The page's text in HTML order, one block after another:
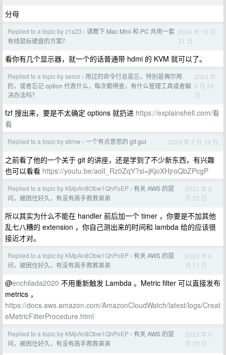
分母
Replied to a topic by z1s23 › 请教下 Mac Mini 和 PC 共用一套
有线鼠标键盘的方案？
2024 年 10 月
31 日
看你有几个显示器，就一个的话普通带 hdmi 的 KVM 就可以了。
Replied to a topic by serco › 用过的命令行总是忘，特别是偶尔用
的，或者忘记 option 代表什么，每次都得查，有什么管理工具或者解
决办法吗？
2024 年
8 月 24
日
fzf 搜出来，要是不太确定 options 就扔进 https://explainshell.com/看
看
Replied to a topic by stimw › 一个有点意思的 git gui 2024 年 2 月 19 日
之前看了他的一个关于 git 的讲座，还是学到了不少新东西，有兴趣
也可以看看 https://youtu.be/aolI_Rz0ZqY?si=jKjoXHjroQbZPcgP
Replied to a topic by KMpAn8Obw1QhPoEP › 有关 AWS 的提
问，被困住好久，有没有高手救救弟弟
2023 年 6
月 22 日
所以其实为什么不能在 handler 前后加一个 timer ，你要是不加其他
乱七八糟的 extension ，你自己测出来的时间和 lambda 给的应该很
接近才对。
Replied to a topic by KMpAn8Obw1QhPoEP › 有关 AWS 的提
问，被困住好久，有没有高手救救弟弟
2023 年 6
月 21 日
@enchilada2020 不用重新触发 Lambda 。Metric filter 可以直接发布
metrics ，
https://docs.aws.amazon.com/AmazonCloudWatch/latest/logs/Creat
eMetricFilterProcedure.html
Replied to a topic by KMpAn8Obw1QhPoEP › 有关 AWS 的提
问，被困住好久，有没有高手救救弟弟
2023 年 6
月 20 日